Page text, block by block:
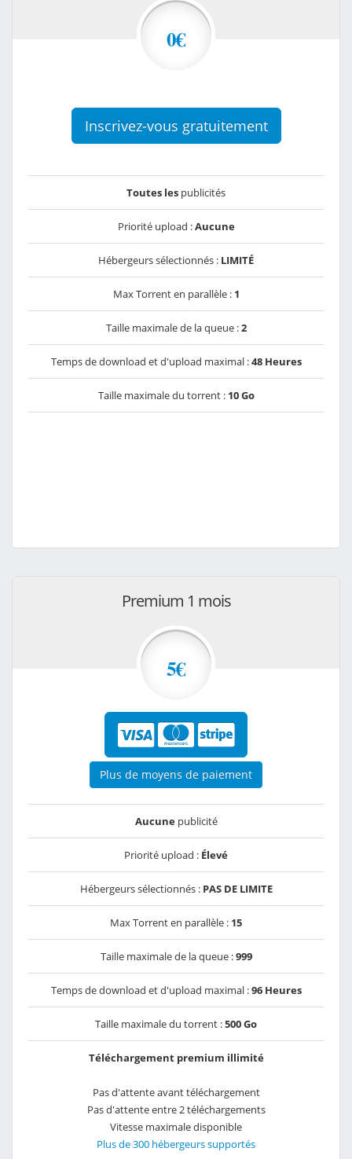
0€
Inscrivez-vous gratuitement
Toutes les publicités
Priorité upload :Aucune
Hébergeurs sélectionnés : LIMITÉ
Max Torrent en parallèle : 1
Taille maximale de la queue :2
Temps de download et d'upload maximal :48 Heures
Taille maximale du torrent : 10 Go
Premium 1 mois
5€
Plus de moyens de paiement
Aucunepublicité
Priorité upload : Élevé
Hébergeurs sélectionnés : PAS DE LIMITE
Max Torrent en parallèle : 15
Taille maximale de la queue :999
Temps de download et d'upload maximal :96 Heures
Taille maximale du torrent :500 Go
Téléchargement premium illimité
Pas d'attente avant téléchargement
Pas d'attente entre 2 téléchargements
Vitesse maximale disponible
Plus de 300 hébergeurs supportés